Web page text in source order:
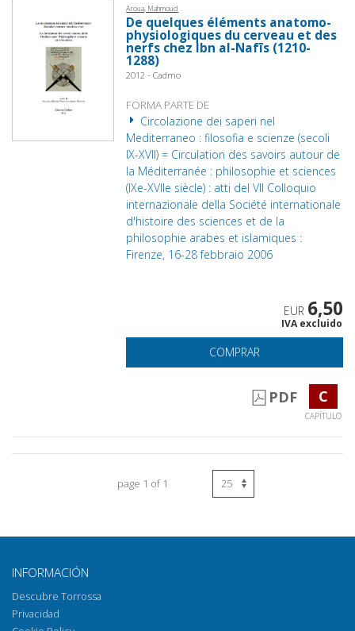
Aroua, Mahmoud
De quelques éléments anatomo-
physiologiques du cerveau et des
nerfs chez Ibn al-Nafīs (1210-
1288)
2012 - Cadmo
FORMA PARTE DE
Circolazione dei saperi nel
Mediterraneo : filosofia e scienze (secoli
IX-XVII) = Circulation des savoirs autour de
la Méditerranée : philosophie et sciences
(IXe-XVIIe siècle) : atti del VII Colloquio
internazionale della Société internationale
d'histoire des sciences et de la
philosophie arabes et islamiques :
Firenze, 16-28 febbraio 2006
EUR 6,50
IVA excluido
COMPRAR
PDF C
CAPÍTULO
page 1 of 1
INFORMACIÓN
Descubre Torrossa
Privacidad